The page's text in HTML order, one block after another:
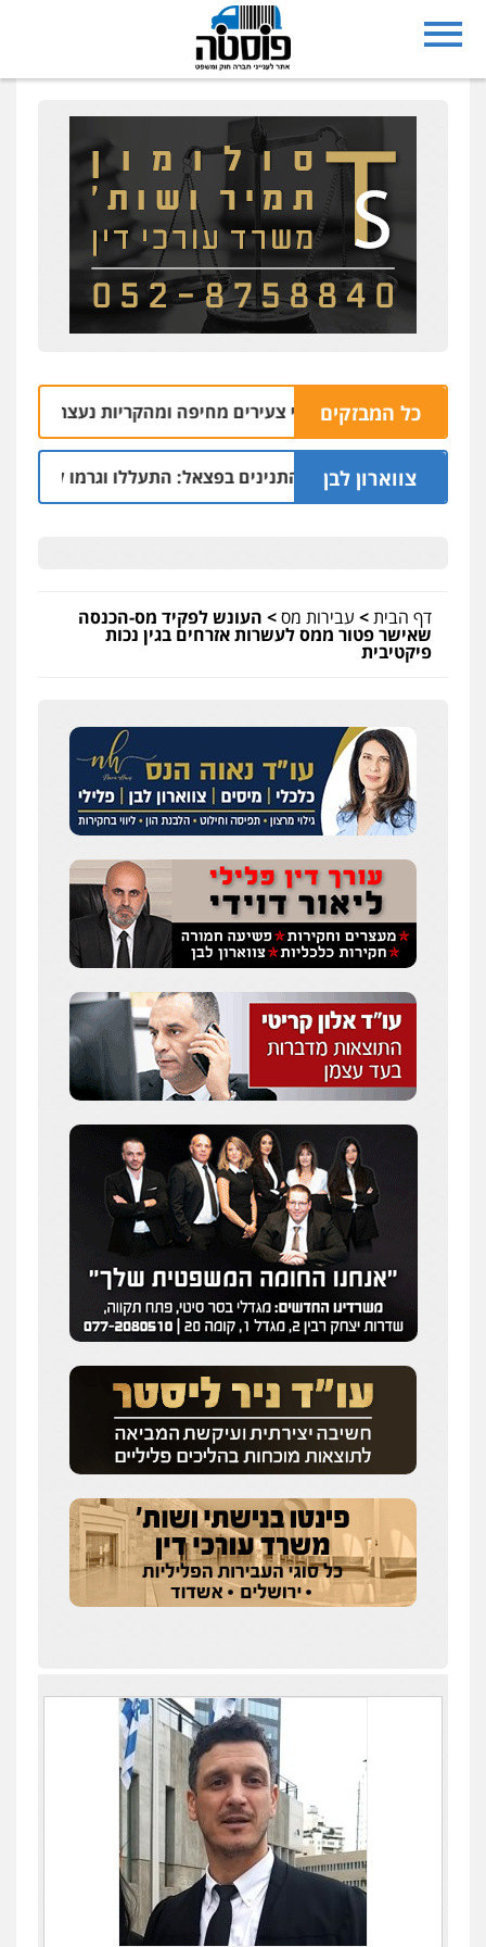
כל המבזקיםשני צעירים מחיפה ומהקריות נעצרו בחשד
צווארון לבן
תובעת את חוות התנינים בפצאל: התעללו וגרמו למוות כתוצאה
דף הבית> עבירות מס> העונש לפקיד מס-הכנסה
שאישר פטור ממס לעשרות אזרחים בגין נכות
פיקטיבית
חנא בולוס – משרד עורכי דין
פשיעה חמורה צווארון לבן
0546661544
עו"ד אשרף שחאדה
פלילי פשיעה חמורה
תעבורה
0549535659
רעות כהן – משרד עורכי דין